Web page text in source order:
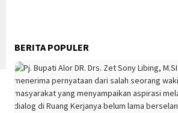
BERITA POPULER